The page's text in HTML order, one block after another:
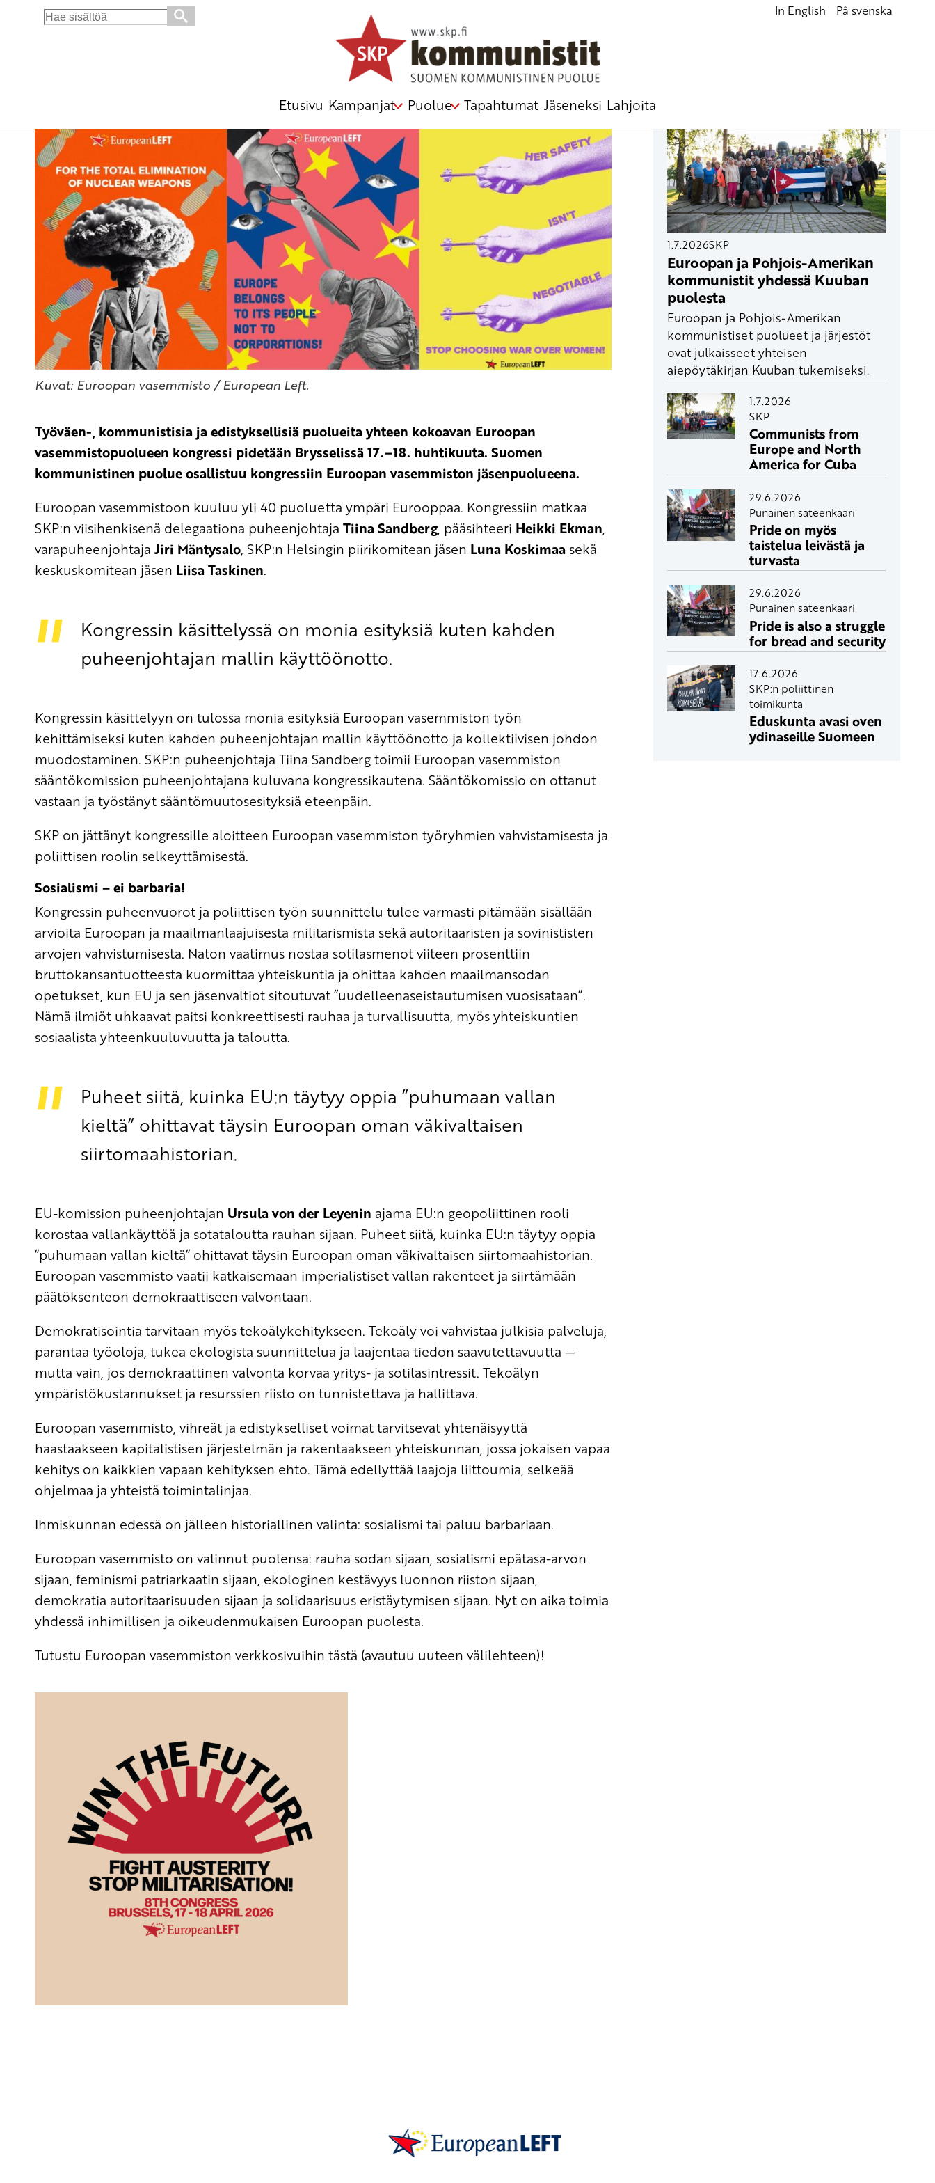
Search
In English På svenska
Etusivu Kampanjat Puolue Tapahtumat Jäseneksi Lahjoita
Taistelu voidaan yhä voittaa – Euroopan vasemmiston kongressi uudistaa strategiaa 17.–
Kuvat: Euroopan vasemmisto / European Left.
Työväen-, kommunistisia ja edistyksellisiä puolueita yhteen kokoavan Euroopan
vasemmistopuolueen kongressi pidetään Brysselissä 17.–18. huhtikuuta. Suomen
kommunistinen puolue osallistuu kongressiin Euroopan vasemmiston jäsenpuolueena.
Euroopan vasemmistoon kuuluu yli 40 puoluetta ympäri Eurooppaa. Kongressiin matkaa
SKP:n viisihenkisenä delegaationa puheenjohtaja Tiina Sandberg, pääsihteeri Heikki Ekman,
varapuheenjohtaja Jiri Mäntysalo, SKP:n Helsingin piirikomitean jäsen Luna Koskimaa sekä
keskuskomitean jäsen Liisa Taskinen.
Kongressin käsittelyssä on monia esityksiä kuten kahden
puheenjohtajan mallin käyttöönotto.
Kongressin käsittelyyn on tulossa monia esityksiä Euroopan vasemmiston työn
kehittämiseksi kuten kahden puheenjohtajan mallin käyttöönotto ja kollektiivisen johdon
muodostaminen. SKP:n puheenjohtaja Tiina Sandberg toimii Euroopan vasemmiston
sääntökomission puheenjohtajana kuluvana kongressikautena. Sääntökomissio on ottanut
vastaan ja työstänyt sääntömuutosesityksiä eteenpäin.
SKP on jättänyt kongressille aloitteen Euroopan vasemmiston työryhmien vahvistamisesta ja
poliittisen roolin selkeyttämisestä.
Sosialismi – ei barbaria!
Kongressin puheenvuorot ja poliittisen työn suunnittelu tulee varmasti pitämään sisällään
arvioita Euroopan ja maailmanlaajuisesta militarismista sekä autoritaaristen ja sovinististen
arvojen vahvistumisesta. Naton vaatimus nostaa sotilasmenot viiteen prosenttiin
bruttokansantuotteesta kuormittaa yhteiskuntia ja ohittaa kahden maailmansodan
opetukset, kun EU ja sen jäsenvaltiot sitoutuvat ”uudelleenaseistautumisen vuosisataan”.
Nämä ilmiöt uhkaavat paitsi konkreettisesti rauhaa ja turvallisuutta, myös yhteiskuntien
sosiaalista yhteenkuuluvuutta ja taloutta.
Puheet siitä, kuinka EU:n täytyy oppia ”puhumaan vallan
kieltä” ohittavat täysin Euroopan oman väkivaltaisen
siirtomaahistorian.
EU-komission puheenjohtajan Ursula von der Leyenin ajama EU:n geopoliittinen rooli
korostaa vallankäyttöä ja sotataloutta rauhan sijaan. Puheet siitä, kuinka EU:n täytyy oppia
”puhumaan vallan kieltä” ohittavat täysin Euroopan oman väkivaltaisen siirtomaahistorian.
Euroopan vasemmisto vaatii katkaisemaan imperialistiset vallan rakenteet ja siirtämään
päätöksenteon demokraattiseen valvontaan.
Demokratisointia tarvitaan myös tekoälykehitykseen. Tekoäly voi vahvistaa julkisia palveluja,
parantaa työoloja, tukea ekologista suunnittelua ja laajentaa tiedon saavutettavuutta —
mutta vain, jos demokraattinen valvonta korvaa yritys- ja sotilasintressit. Tekoälyn
ympäristökustannukset ja resurssien riisto on tunnistettava ja hallittava.
Euroopan vasemmisto, vihreät ja edistykselliset voimat tarvitsevat yhtenäisyyttä
haastaakseen kapitalistisen järjestelmän ja rakentaakseen yhteiskunnan, jossa jokaisen vapaa
kehitys on kaikkien vapaan kehityksen ehto. Tämä edellyttää laajoja liittoumia, selkeää
ohjelmaa ja yhteistä toimintalinjaa.
Ihmiskunnan edessä on jälleen historiallinen valinta: sosialismi tai paluu barbariaan.
Euroopan vasemmisto on valinnut puolensa: rauha sodan sijaan, sosialismi epätasa-arvon
sijaan, feminismi patriarkaatin sijaan, ekologinen kestävyys luonnon riiston sijaan,
demokratia autoritaarisuuden sijaan ja solidaarisuus eristäytymisen sijaan. Nyt on aika toimia
yhdessä inhimillisen ja oikeudenmukaisen Euroopan puolesta.
Tutustu Euroopan vasemmiston verkkosivuihin tästä (avautuu uuteen välilehteen)!
1.7.2026SKP
Euroopan ja Pohjois-Amerikan
kommunistit yhdessä Kuuban
puolesta
Euroopan ja Pohjois-Amerikan
kommunistiset puolueet ja järjestöt
ovat julkaisseet yhteisen
aiepöytäkirjan Kuuban tukemiseksi.
1.7.2026
SKP
Communists from
Europe and North
America for Cuba
29.6.2026
Punainen sateenkaari
Pride on myös
taistelua leivästä ja
turvasta
29.6.2026
Punainen sateenkaari
Pride is also a struggle
for bread and security
17.6.2026
SKP:n poliittinen
toimikunta
Eduskunta avasi oven
ydinaseille Suomeen